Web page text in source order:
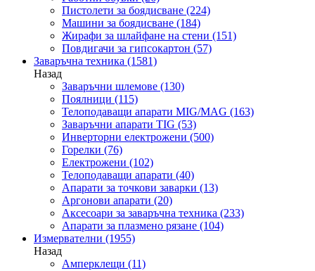
Пистолети за боядисване (224)
Машини за боядисване (184)
Жирафи за шлайфане на стени (151)
Повдигачи за гипсокартон (57)
Заваръчна техника (1581)
Назад
Заваръчни шлемове (130)
Поялници (115)
Телоподаващи апарати MIG/MAG (163)
Заваръчни апарати TIG (53)
Инверторни електрожени (500)
Горелки (76)
Електрожени (102)
Телоподаващи апарати (40)
Апарати за точкови заварки (13)
Аргонови апарати (20)
Аксесоари за заваръчна техника (233)
Апарати за плазмено рязане (104)
Измервателни (1955)
Назад
Амперклещи (11)